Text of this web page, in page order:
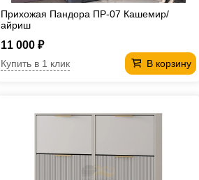
Прихожая Пандора ПР-07 Кашемир/
айриш
11 000 ₽
В корзину
Купить в 1 клик